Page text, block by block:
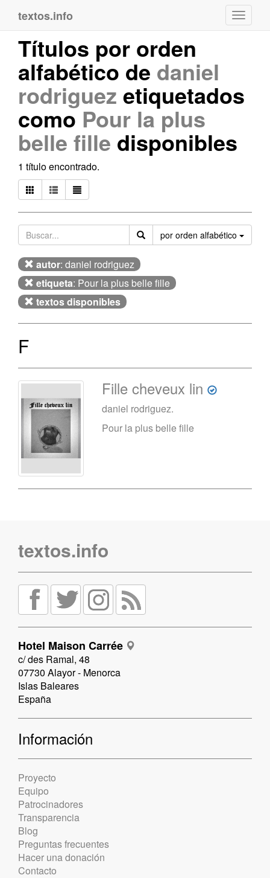
textos.info
Títulos por orden
alfabético de daniel
rodriguez etiquetados
comoPour la plus
belle fille disponibles
1 título encontrado.
por orden alfabético
autor: daniel rodriguez
etiqueta: Pour la plus belle fille
textos disponibles
F
Fille cheveux lin
daniel rodriguez.
Pour la plus belle fille
textos.info
Hotel Maison Carrée
c/ des Ramal, 48
07730 Alayor - Menorca
Islas Baleares
España
Información
Proyecto
Equipo
Patrocinadores
Transparencia
Blog
Preguntas frecuentes
Hacer una donación
Contacto